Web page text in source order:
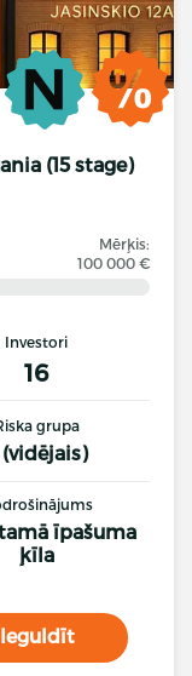
(15 stage)
Mērķis:
100 000 €
Investori
16
grupa
(vidējais)
īpašuma
ķīla
Ieguldīt